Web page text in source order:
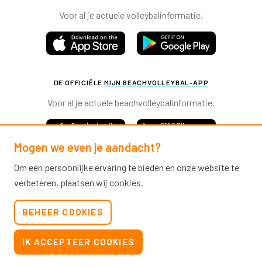
Voor al je actuele volleybalinformatie.
DE OFFICIËLE MIJN BEACHVOLLEYBAL-APP
Voor al je actuele beachvolleybalinformatie.
Nieuwsbrieven
Privacy & cookies
Mogen we even je aandacht?
Om een persoonlijke ervaring te bieden en onze website te
verbeteren, plaatsen wij cookies.
BEHEER COOKIES
IK ACCEPTEER COOKIES